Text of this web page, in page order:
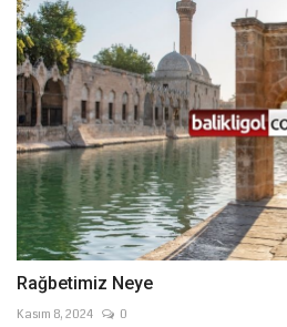
Rağbetimiz Neye
Kasım 8, 2024 0